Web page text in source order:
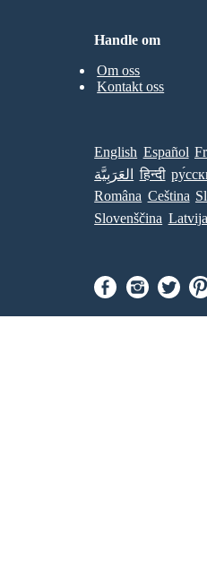
Handle om
Om oss
Kontakt oss
English Español
العَرَبِيَّة
हिन्दी
Româna Ceština
Slovenščina